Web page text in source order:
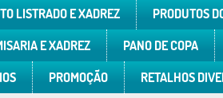
LISTRADO E XADREZ PRODUTOS
E XADREZ PANO DE COPA
PROMOÇÃO RETALHOS